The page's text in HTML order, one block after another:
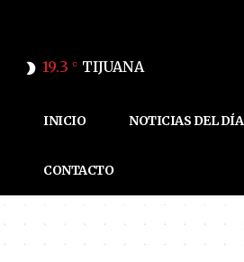
19.3 C TIJUANA
INICIO NOTICIAS DEL DÍA
CONTACTO